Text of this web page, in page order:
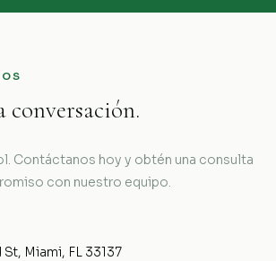
conversación.
Contáctanos hoy y obtén una consulta
con nuestro equipo.
Miami, FL 33137